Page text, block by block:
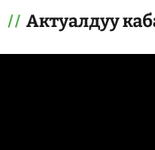
Актуалдуу